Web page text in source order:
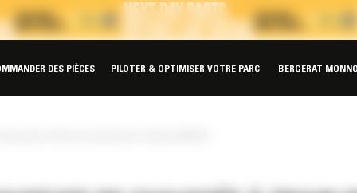
DES PIÈCES PILOTER & OPTIMISER VOTRE PARC BERGERAT